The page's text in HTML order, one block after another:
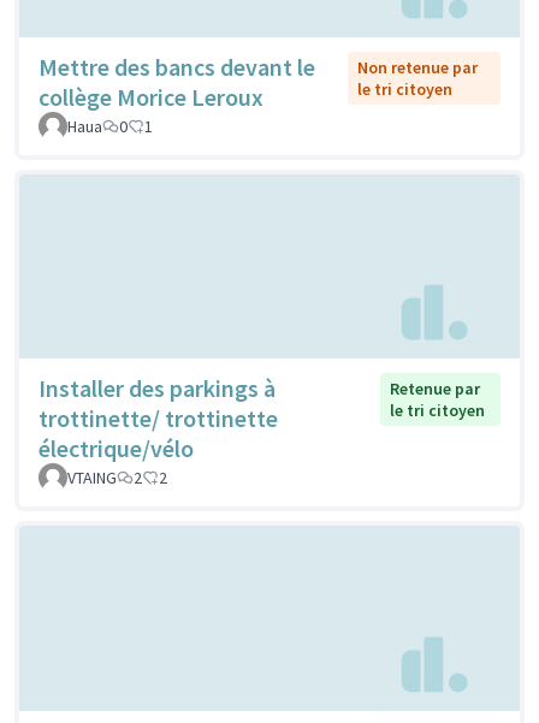
Mettre des bancs devant le
collège Morice Leroux
Non retenue par
le tri citoyen
Haua
0 1
Installer des parkings à
trottinette/ trottinette
électrique/vélo
Retenue par
le tri citoyen
VTAING 2 2